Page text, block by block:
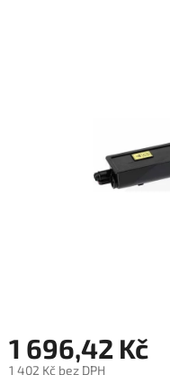
1 696,42 Kč
1 402 Kč bez DPH